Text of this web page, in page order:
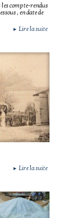
les compte-rendus
, en date de
► Lire la suite
► Lire la suite